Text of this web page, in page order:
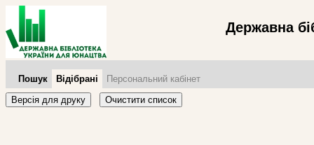
Державна
Пошук Відібрані
Персональний кабінет
Версія для друку
Очистити список